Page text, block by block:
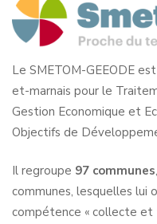
Le SMETOM-GEEODE
et-marnais pour le
Gestion Economique et
Objectifs de
Il regroupe 97 communes
communes, lesquelles lui
compétence « collecte